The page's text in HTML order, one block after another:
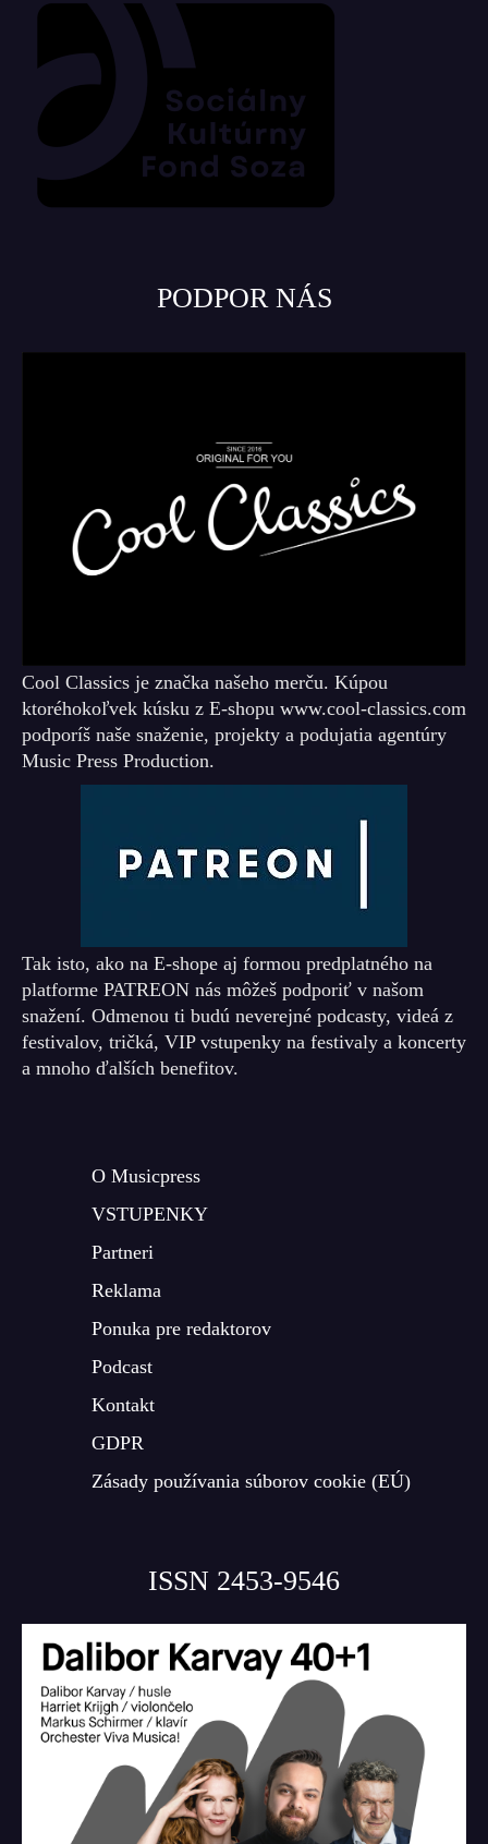
PODPOR NÁS
Cool Classics je značka našeho merču. Kúpou
ktoréhokoľvek kúsku z E-shopu www.cool-classics.com
podporíš naše snaženie, projekty a podujatia agentúry
Music Press Production.
Tak isto, ako na E-shope aj formou predplatného na
platforme PATREON nás môžeš podporiť v našom
snažení. Odmenou ti budú neverejné podcasty, videá z
festivalov, tričká, VIP vstupenky na festivaly a koncerty
a mnoho ďalších benefitov.
O Musicpress
VSTUPENKY
Partneri
Reklama
Ponuka pre redaktorov
Podcast
Kontakt
GDPR
Zásady používania súborov cookie (EÚ)
ISSN 2453-9546